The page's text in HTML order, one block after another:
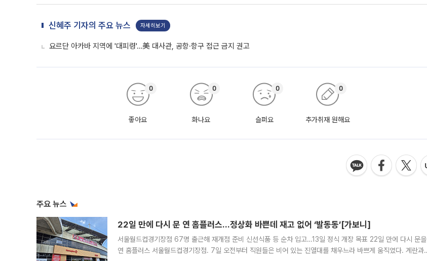
신혜주 기자의 주요 뉴스 자세히보기
요르단 아카바 지역에 '대피령'…美 대사관, 공항·항구 접근 금지 권고
좋아요
0
화나요
0
슬퍼요
0
추가취재 원해요
0
주요 뉴스
22일 만에 다시 문 연 홈플러스…정상화 바쁜데 재고 없어 ‘발동동’[가보니]
서울월드컵경기장점 67명 출근해 재개점 준비 신선식품 등 순차 입고…13일 정식 개장 목표 22일 만에 다시 문을
연 홈플러스 서울월드컵경기장점. 7일 오전부터 직원들은 비어 있는 진열대를 채우느라 바쁘게 움직였다. 계란과